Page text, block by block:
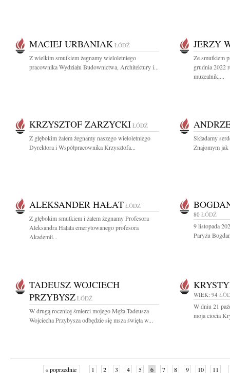
MACIEJ URBANIAK ŁÓDŹ
Z wielkim smutkiem żegnamy wieloletniego
pracownika Wydziału Budownictwa, Architektury i...
JERZY
Ze smutkiem
grudnia 2022
muzealnik,...
KRZYSZTOF ZARZYCKI ŁÓDŹ
Z głębokim żalem żegnamy naszego wieloletniego
Dyrektora i Współpracownika Krzysztofa...
Składamy
Znajomym
ALEKSANDER HAŁAT ŁÓDŹ
Z głębokim smutkiem i żalem żegnamy Profesora
Aleksandra Hałata emerytowanego profesora
Akademii...
80 ŁÓDŹ
9 listopada
Paryżu
TADEUSZ WOJCIECH
PRZYBYSZ ŁÓDŹ
W drugą rocznicę śmierci mojego Męża Tadeusza
Wojciecha Przybysza odbędzie się msza święta w...
WIEK: 94
W dniu 21
moja ciocia
« poprzednie 1 2 3 4 5 6 7 8 9 10 11